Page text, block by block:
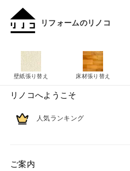
リフォームのリノコ
壁紙張り替え 床材張り替え
リノコへようこそ
人気ランキング
ご案内